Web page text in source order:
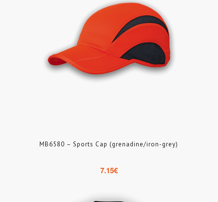
MB6580 – Sports Cap (grenadine/iron-grey)
7.15€